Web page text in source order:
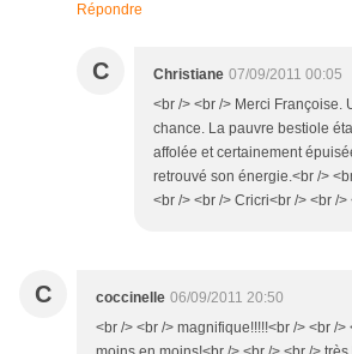
Répondre
C Christiane 07/09/2011 00:05
<br /> <br /> Merci Françoise.
chance. La pauvre bestiole
affolée et certainement
retrouvé son énergie.<br />
<br /> <br /> Cricri<br /> <br />
C coccinelle 06/09/2011 20:50
<br /> <br /> magnifique!!!!!<br /> <br />